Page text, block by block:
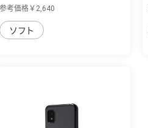
参考価格￥2,640
ソフト